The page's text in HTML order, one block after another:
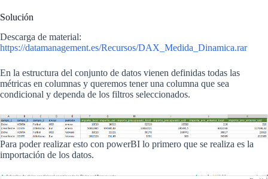
Solución
Descarga de material:
https://datamanagement.es/Recursos/DAX_Medida_Dinamica.rar
En la estructura del conjunto de datos vienen definidas todas las
métricas en columnas y queremos tener una columna que sea
condicional y dependa de los filtros seleccionados.
Para poder realizar esto con powerBI lo primero que se realiza es la
importación de los datos.